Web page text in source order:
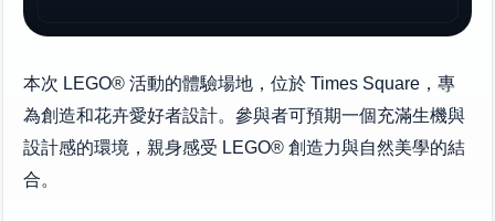
本次 LEGO® 活動的體驗場地，位於 Times Square，專
為創造和花卉愛好者設計。參與者可預期一個充滿生機與
設計感的環境，親身感受 LEGO® 創造力與自然美學的結
合。